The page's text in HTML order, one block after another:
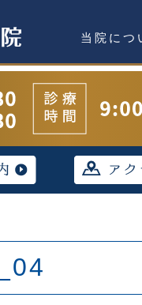
当院につ